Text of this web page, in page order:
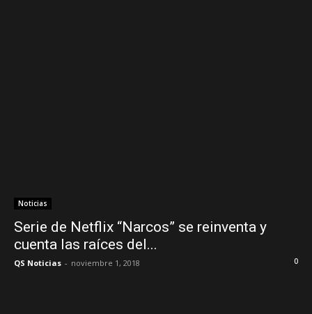
Noticias
Serie de Netflix “Narcos” se reinventa y
cuenta las raíces del...
QS Noticias - noviembre 1, 2018 0